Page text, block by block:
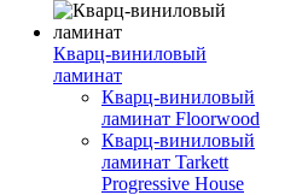
Кварц-виниловый
ламинат
Кварц-виниловый
ламинат Floorwood
Кварц-виниловый
ламинат Tarkett
Progressive House